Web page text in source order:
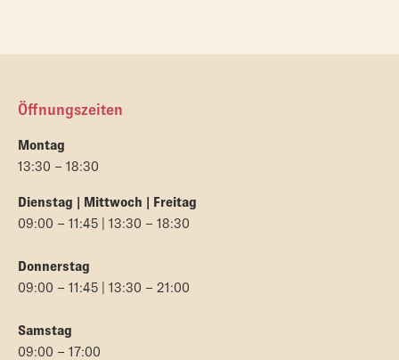
Öffnungszeiten
Montag
13:30 – 18:30
Dienstag | Mittwoch | Freitag
09:00 – 11:45 | 13:30 – 18:30
Donnerstag
09:00 – 11:45 | 13:30 – 21:00
Samstag
09:00 – 17:00